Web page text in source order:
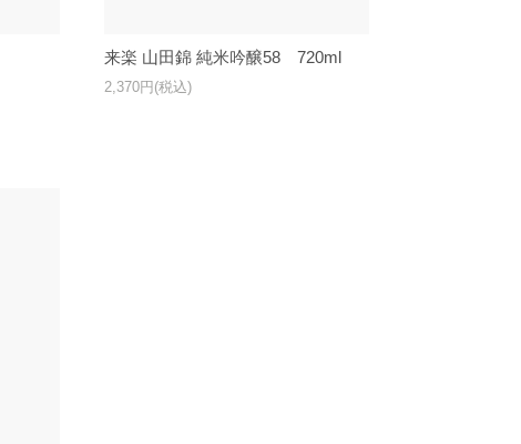
来楽 山田錦 純米吟醸58 720ml
2,370円(税込)